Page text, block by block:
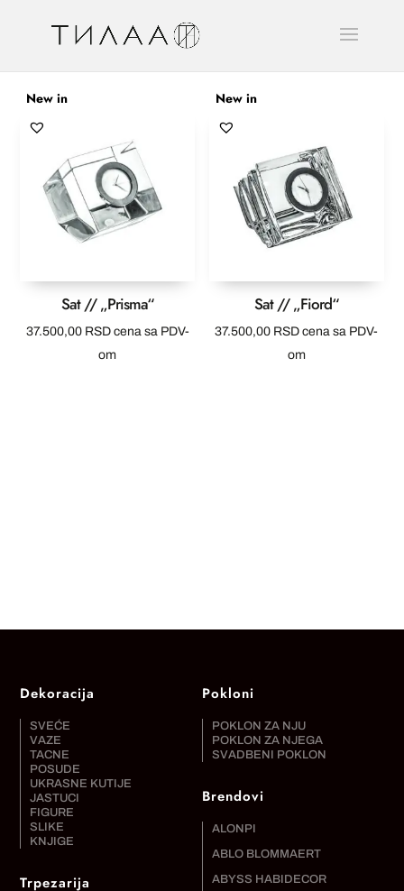
New in
Sat // „Prisma“
37.500,00 RSD cena sa PDV-
om
New in
Sat // „Fiord“
37.500,00 RSD cena sa PDV-
om
Dekoracija
SVEĆE
VAZE
TACNE
POSUDE
UKRASNE KUTIJE
JASTUCI
FIGURE
SLIKE
KNJIGE
Trpezarija
Pokloni
POKLON ZA NJU
POKLON ZA NJEGA
SVADBENI POKLON
Brendovi
ALONPI
ABLO BLOMMAERT
ABYSS HABIDECOR